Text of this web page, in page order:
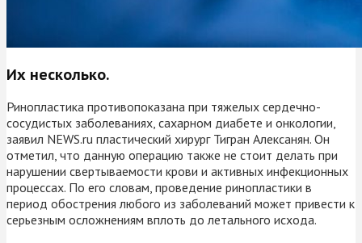
Их несколько.
Ринопластика противопоказана при тяжелых сердечно-
сосудистых заболеваниях, сахарном диабете и онкологии,
заявил NEWS.ru пластический хирург Тигран Алексанян. Он
отметил, что данную операцию также не стоит делать при
нарушении свертываемости крови и активных инфекционных
процессах. По его словам, проведение ринопластики в
период обострения любого из заболеваний может привести к
серьезным осложнениям вплоть до летального исхода.